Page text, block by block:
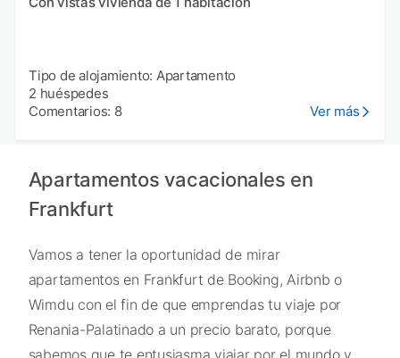
Tipo de alojamiento: Apartamento
2 huéspedes
Comentarios: 8
Ver más
Apartamentos vacacionales en
Frankfurt
Vamos a tener la oportunidad de mirar
apartamentos en Frankfurt de Booking, Airbnb o
Wimdu con el fin de que emprendas tu viaje por
Renania-Palatinado a un precio barato, porque